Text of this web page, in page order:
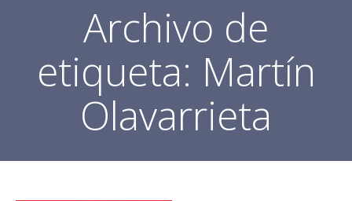
EJES TEMÁTICOS
NOVEDADES
Archivo de
etiqueta: Martín
Olavarrieta